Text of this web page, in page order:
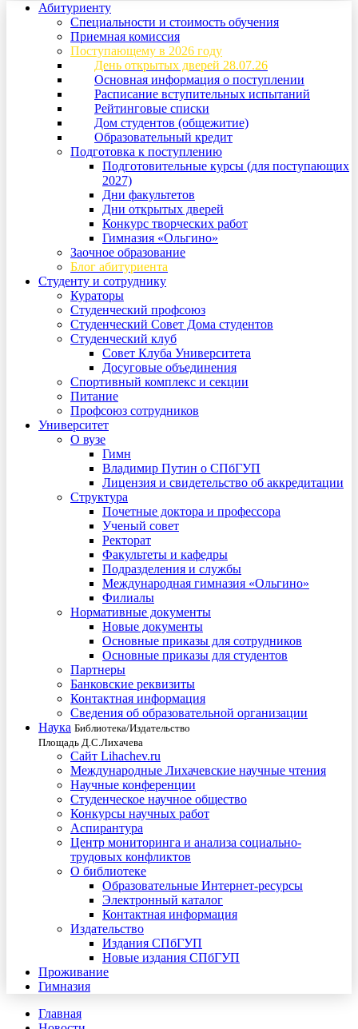
Абитуриенту
Специальности и стоимость обучения
Приемная комиссия
Поступающему в 2026 году
День открытых дверей 28.07.26
Основная информация о поступлении
Расписание вступительных испытаний
Рейтинговые списки
Дом студентов (общежитие)
Образовательный кредит
Подготовка к поступлению
Подготовительные курсы (для поступающих
2027)
Дни факультетов
Дни открытых дверей
Конкурс творческих работ
Гимназия «Ольгино»
Заочное образование
Блог абитуриента
Студенту и сотруднику
Кураторы
Студенческий профсоюз
Студенческий Совет Дома студентов
Студенческий клуб
Совет Клуба Университета
Досуговые объединения
Спортивный комплекс и секции
Питание
Профсоюз сотрудников
Университет
О вузе
Гимн
Владимир Путин о СПбГУП
Лицензия и свидетельство об аккредитации
Структура
Почетные доктора и профессора
Ученый совет
Ректорат
Факультеты и кафедры
Подразделения и службы
Международная гимназия «Ольгино»
Филиалы
Нормативные документы
Новые документы
Основные приказы для сотрудников
Основные приказы для студентов
Партнеры
Банковские реквизиты
Контактная информация
Сведения об образовательной организации
Наука Библиотека/Издательство
Площадь Д.С.Лихачева
Сайт Lihachev.ru
Международные Лихачевские научные чтения
Научные конференции
Студенческое научное общество
Конкурсы научных работ
Аспирантура
Центр мониторинга и анализа социально-
трудовых конфликтов
О библиотеке
Образовательные Интернет-ресурсы
Электронный каталог
Контактная информация
Издательство
Издания СПбГУП
Новые издания СПбГУП
Проживание
Гимназия
Главная